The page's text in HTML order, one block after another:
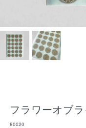
フラワーオブ
80020